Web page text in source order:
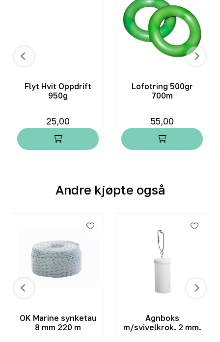
Flyt Hvit Oppdrift
950g
25,00
Lofotring 500gr
700m
55,00
Andre kjøpte også
OK Marine synketau
8 mm 220 m
Agnboks
m/svivelkrok. 2 mm.